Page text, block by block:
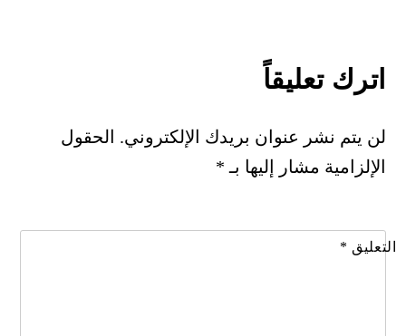
اترك تعليقاً
لن يتم نشر عنوان بريدك الإلكتروني. الحقول
الإلزامية مشار إليها بـ *
التعليق *